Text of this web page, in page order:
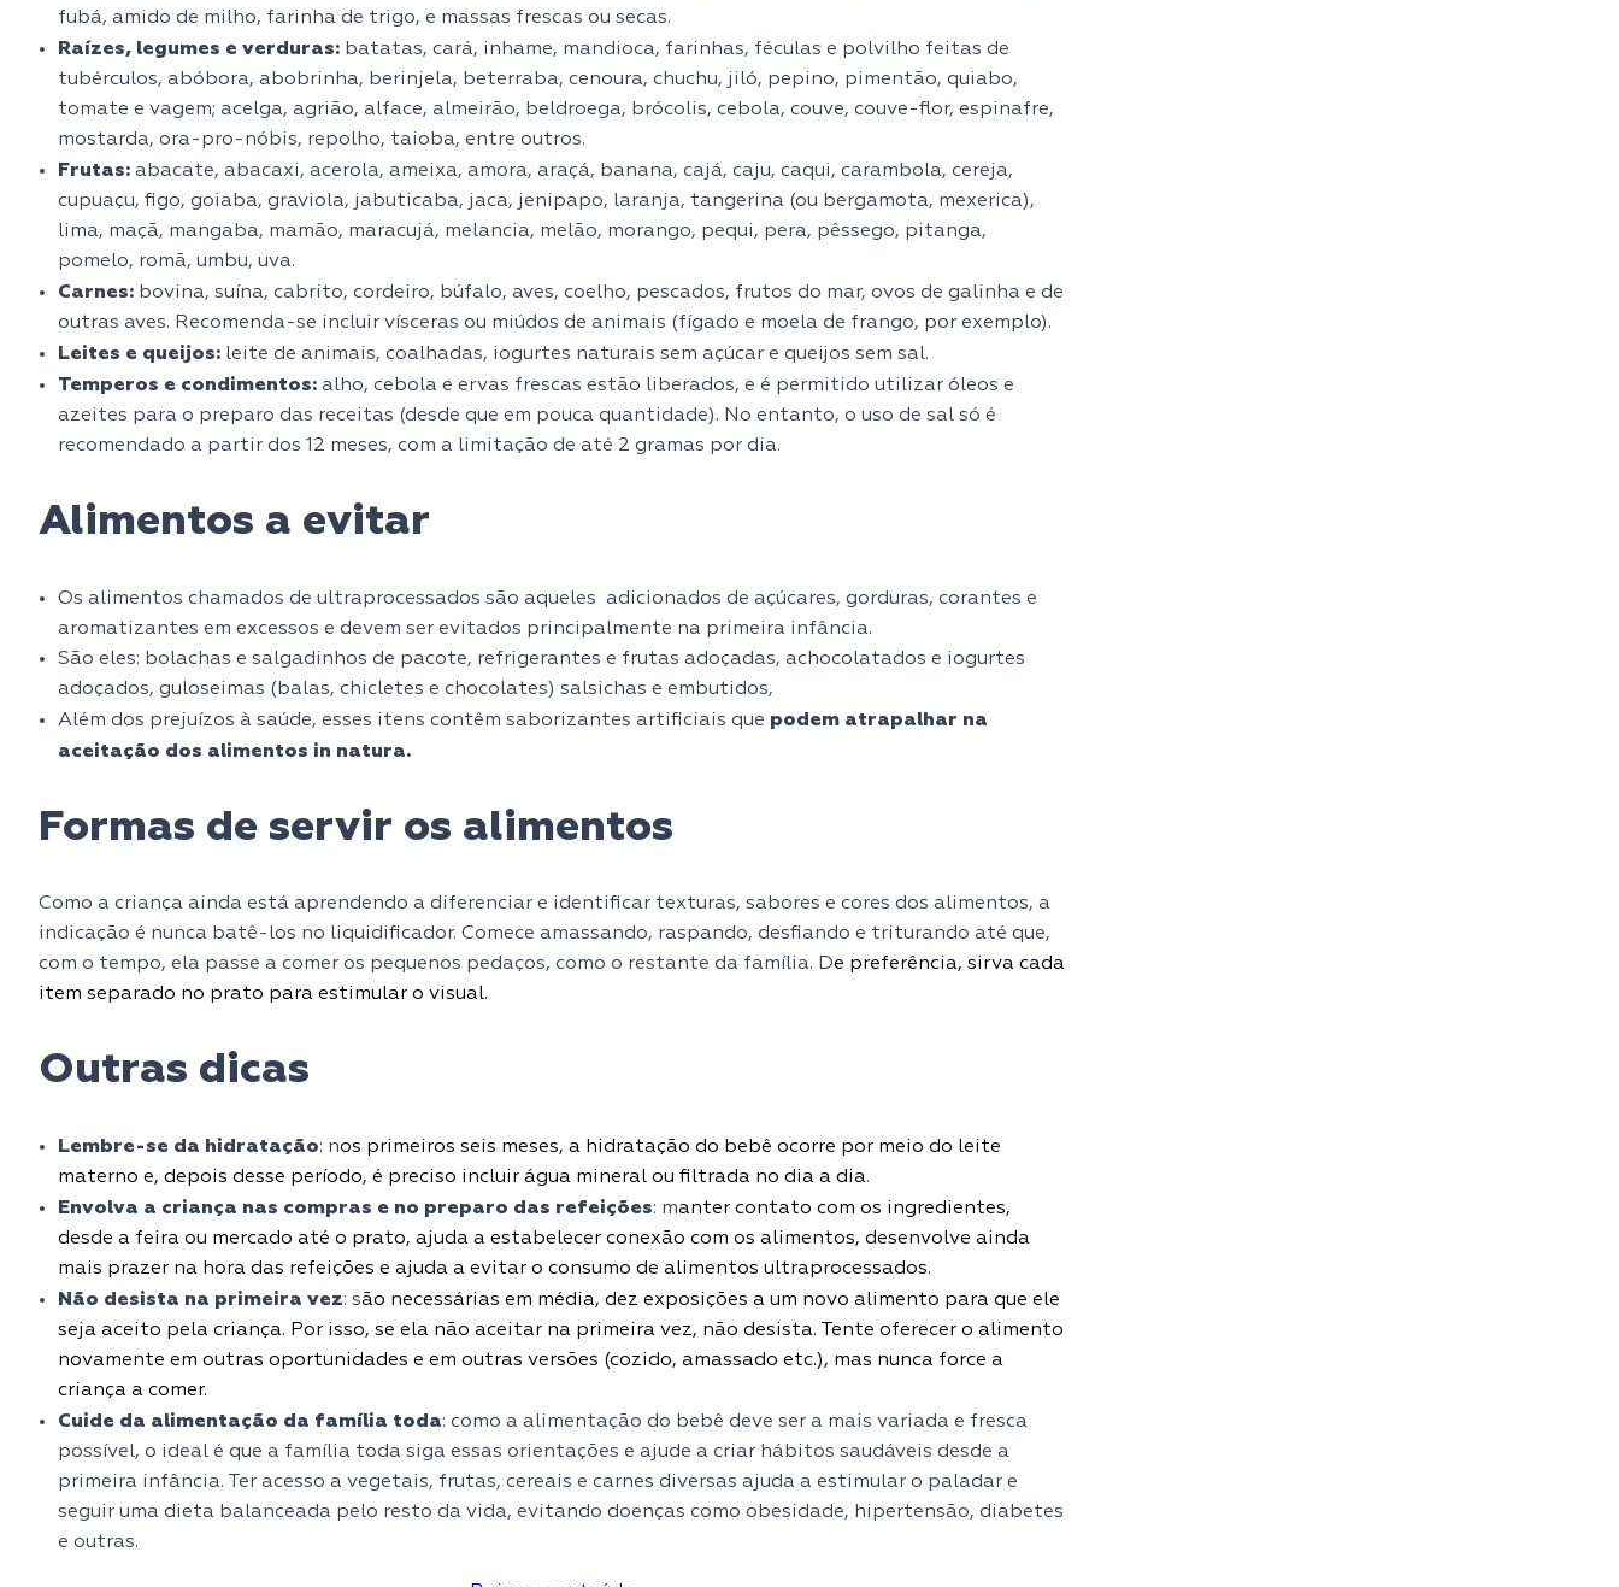
fubá, amido de milho, farinha de trigo, e massas frescas ou secas.
Raízes, legumes e verduras: batatas, cará, inhame, mandioca, farinhas, féculas e polvilho feitas de
tubérculos, abóbora, abobrinha, berinjela, beterraba, cenoura, chuchu, jiló, pepino, pimentão, quiabo,
tomate e vagem; acelga, agrião, alface, almeirão, beldroega, brócolis, cebola, couve, couve-flor, espinafre,
mostarda, ora-pro-nóbis, repolho, taioba, entre outros.
Frutas: abacate, abacaxi, acerola, ameixa, amora, araçá, banana, cajá, caju, caqui, carambola, cereja,
cupuaçu, figo, goiaba, graviola, jabuticaba, jaca, jenipapo, laranja, tangerina (ou bergamota, mexerica),
lima, maçã, mangaba, mamão, maracujá, melancia, melão, morango, pequi, pera, pêssego, pitanga,
pomelo, romã, umbu, uva.
Carnes: bovina, suína, cabrito, cordeiro, búfalo, aves, coelho, pescados, frutos do mar, ovos de galinha e de
outras aves. Recomenda-se incluir vísceras ou miúdos de animais (fígado e moela de frango, por exemplo).
Leites e queijos: leite de animais, coalhadas, iogurtes naturais sem açúcar e queijos sem sal.
Temperos e condimentos: alho, cebola e ervas frescas estão liberados, e é permitido utilizar óleos e
azeites para o preparo das receitas (desde que em pouca quantidade). No entanto, o uso de sal só é
recomendado a partir dos 12 meses, com a limitação de até 2 gramas por dia.
Alimentos a evitar
Os alimentos chamados de ultraprocessados são aqueles adicionados de açúcares, gorduras, corantes e
aromatizantes em excessos e devem ser evitados principalmente na primeira infância.
São eles: bolachas e salgadinhos de pacote, refrigerantes e frutas adoçadas, achocolatados e iogurtes
adoçados, guloseimas (balas, chicletes e chocolates) salsichas e embutidos,
Além dos prejuízos à saúde, esses itens contêm saborizantes artificiais que podem atrapalhar na
aceitação dos alimentos in natura.
Formas de servir os alimentos
Como a criança ainda está aprendendo a diferenciar e identificar texturas, sabores e cores dos alimentos, a
indicação é nunca batê-los no liquidificador. Comece amassando, raspando, desfiando e triturando até que,
com o tempo, ela passe a comer os pequenos pedaços, como o restante da família. De preferência, sirva cada
item separado no prato para estimular o visual.
Outras dicas
Lembre-se da hidratação: nos primeiros seis meses, a hidratação do bebê ocorre por meio do leite
materno e, depois desse período, é preciso incluir água mineral ou filtrada no dia a dia.
Envolva a criança nas compras e no preparo das refeições: manter contato com os ingredientes,
desde a feira ou mercado até o prato, ajuda a estabelecer conexão com os alimentos, desenvolve ainda
mais prazer na hora das refeições e ajuda a evitar o consumo de alimentos ultraprocessados.
Não desista na primeira vez: são necessárias em média, dez exposições a um novo alimento para que ele
seja aceito pela criança. Por isso, se ela não aceitar na primeira vez, não desista. Tente oferecer o alimento
novamente em outras oportunidades e em outras versões (cozido, amassado etc.), mas nunca force a
criança a comer.
Cuide da alimentação da família toda: como a alimentação do bebê deve ser a mais variada e fresca
possível, o ideal é que a família toda siga essas orientações e ajude a criar hábitos saudáveis desde a
primeira infância. Ter acesso a vegetais, frutas, cereais e carnes diversas ajuda a estimular o paladar e
seguir uma dieta balanceada pelo resto da vida, evitando doenças como obesidade, hipertensão, diabetes
e outras.